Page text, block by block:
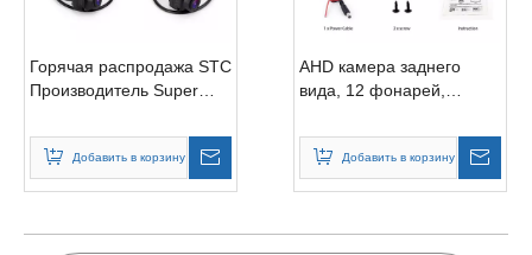
Горячая распродажа STC
Производитель Super
предоставляет
панорамную камеру на
360 градусов.
Добавить в корзину
AHD камера заднего
вида, 12 фонарей,
камера заднего вида
сверхвысокой четкости,
ночного видения,
заднего вида
Добавить в корзину